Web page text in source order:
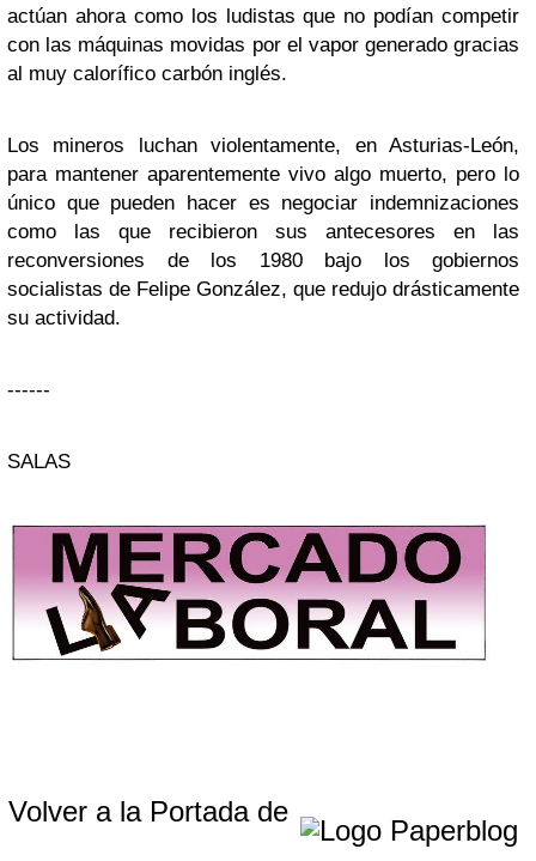
actúan ahora como los ludistas que no podían competir
con las máquinas movidas por el vapor generado gracias
al muy calorífico carbón inglés.
Los mineros luchan violentamente, en Asturias-León,
para mantener aparentemente vivo algo muerto, pero lo
único que pueden hacer es negociar indemnizaciones
como las que recibieron sus antecesores en las
reconversiones de los 1980 bajo los gobiernos
socialistas de Felipe González, que redujo drásticamente
su actividad.
------
SALAS
Volver a la Portada de